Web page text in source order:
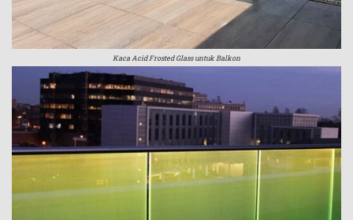
Kaca Acid Frosted Glass untuk Balkon